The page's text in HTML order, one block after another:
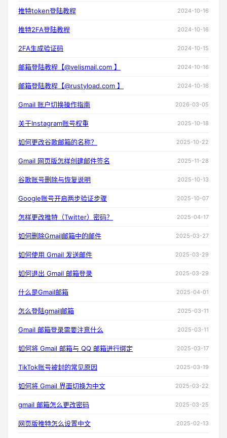
推特token登陆教程 2024-10-16
推特2FA登陆教程 2024-10-16
2FA生成验证码 2024-10-15
邮箱登陆教程【@velismail.com 】 2024-10-16
邮箱登陆教程【@rustyload.com 】 2024-10-16
Gmail 账户切换操作指南 2026-03-05
关于Instagram账号权重 2025-10-18
如何更改谷歌邮箱的名称？ 2025-10-22
Gmail 网页版怎样创建邮件签名 2025-11-28
谷歌账号删除与恢复说明 2025-10-13
Google账号开启两步验证步骤 2025-10-07
怎样更改推特（Twitter）密码？ 2025-04-17
如何删除Gmail邮箱中的邮件 2025-03-27
如何使用 Gmail 发送邮件 2025-03-29
如何退出 Gmail 邮箱登录 2025-03-29
什么是Gmail邮箱 2025-04-01
怎么登陆gmail邮箱 2025-03-11
Gmail 邮箱登录需要注意什么 2025-03-11
如何将 Gmail 邮箱与 QQ 邮箱进行绑定 2025-03-17
TikTok账号被封的常见原因 2025-03-19
如何将 Gmail 界面切换为中文 2025-03-22
gmail 邮箱怎么更改密码 2025-03-25
网页版推特怎么设置中文 2025-02-13